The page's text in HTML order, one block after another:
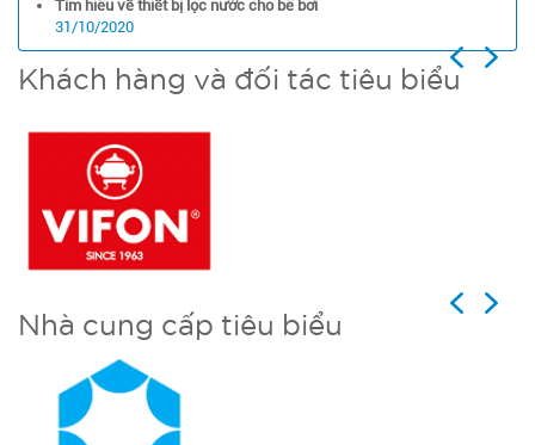
Tìm hiểu về thiết bị lọc nước cho bể bơi
31/10/2020
Khách hàng và đối tác tiêu biểu
Previous
Next
Nhà cung cấp tiêu biểu
Previous
Next